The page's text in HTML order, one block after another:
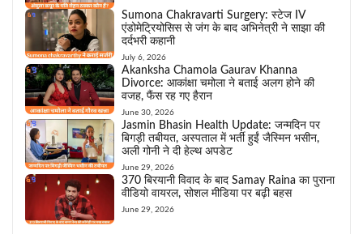
Sumona Chakravarti Surgery: स्टेज IV
एंडोमेट्रियोसिस से जंग के बाद अभिनेत्री ने साझा की
दर्दभरी कहानी
July 6, 2026
Akanksha Chamola Gaurav Khanna
Divorce: आकांक्षा चमोला ने बताई अलग होने की
वजह, फैंस रह गए हैरान
June 30, 2026
Jasmin Bhasin Health Update: जन्मदिन पर
बिगड़ी तबीयत, अस्पताल में भर्ती हुईं जैस्मिन भसीन,
अली गोनी ने दी हेल्थ अपडेट
June 29, 2026
370 बिरयानी विवाद के बाद Samay Raina का पुराना
वीडियो वायरल, सोशल मीडिया पर बढ़ी बहस
June 29, 2026